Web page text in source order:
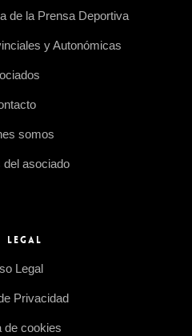
de la Prensa Deportiva
y Autonómicas
somos
del asociado
LEGAL
Legal
Privacidad
de cookies